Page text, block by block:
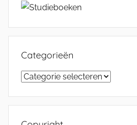
Categorieën
Categorieën